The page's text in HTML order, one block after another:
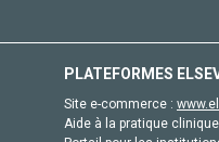
PLATEFORMES
Site e-commerce :
Aide à la pratique